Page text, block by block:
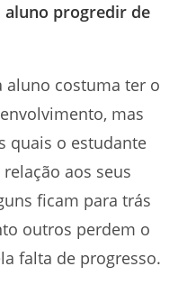
aluno progredir de
aluno costuma ter o
mas
quais o estudante
aos seus
ficam para trás
outros perdem o
falta de progresso.